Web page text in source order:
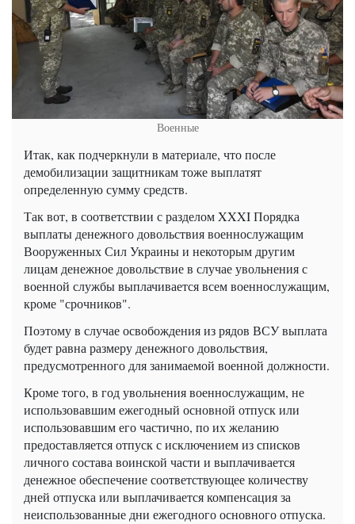
Военные
Итак, как подчеркнули в материале, что после
демобилизации защитникам тоже выплатят
определенную сумму средств.
Так вот, в соответствии с разделом XXXI Порядка
выплаты денежного довольствия военнослужащим
Вооруженных Сил Украины и некоторым другим
лицам денежное довольствие в случае увольнения с
военной службы выплачивается всем военнослужащим,
кроме "срочников".
Поэтому в случае освобождения из рядов ВСУ выплата
будет равна размеру денежного довольствия,
предусмотренного для занимаемой военной должности.
Кроме того, в год увольнения военнослужащим, не
использовавшим ежегодный основной отпуск или
использовавшим его частично, по их желанию
предоставляется отпуск с исключением из списков
личного состава воинской части и выплачивается
денежное обеспечение соответствующее количеству
дней отпуска или выплачивается компенсация за
неиспользованные дни ежегодного основного отпуска.